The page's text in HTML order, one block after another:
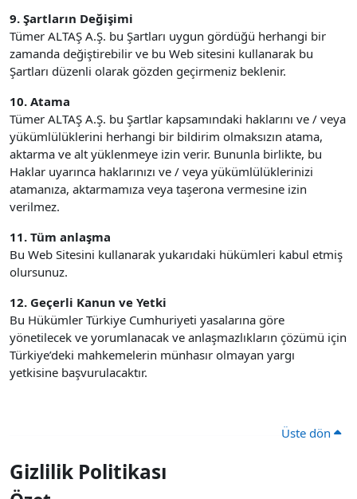
9. Şartların Değişimi
Tümer ALTAŞ A.Ş. bu Şartları uygun gördüğü herhangi bir
zamanda değiştirebilir ve bu Web sitesini kullanarak bu
Şartları düzenli olarak gözden geçirmeniz beklenir.
10. Atama
Tümer ALTAŞ A.Ş. bu Şartlar kapsamındaki haklarını ve / veya
yükümlülüklerini herhangi bir bildirim olmaksızın atama,
aktarma ve alt yüklenmeye izin verir. Bununla birlikte, bu
Haklar uyarınca haklarınızı ve / veya yükümlülüklerinizi
atamanıza, aktarmamıza veya taşerona vermesine izin
verilmez.
11. Tüm anlaşma
Bu Web Sitesini kullanarak yukarıdaki hükümleri kabul etmiş
olursunuz.
12. Geçerli Kanun ve Yetki
Bu Hükümler Türkiye Cumhuriyeti yasalarına göre
yönetilecek ve yorumlanacak ve anlaşmazlıkların çözümü için
Türkiye’deki mahkemelerin münhasır olmayan yargı
yetkisine başvurulacaktır.
Üste dön
Gizlilik Politikası